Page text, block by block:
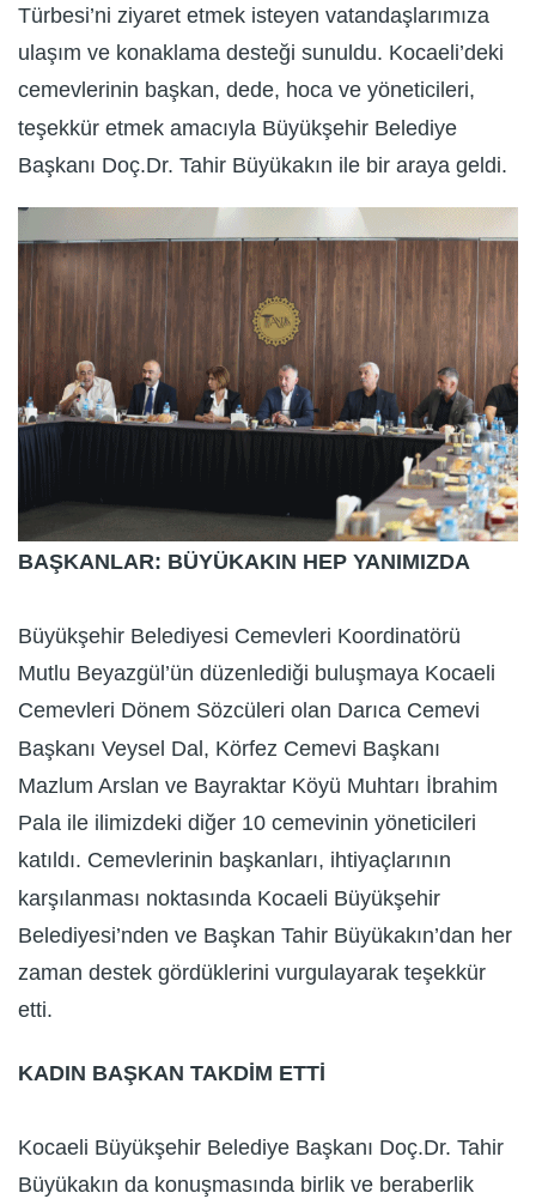
Türbesi’ni ziyaret etmek isteyen vatandaşlarımıza
ulaşım ve konaklama desteği sunuldu. Kocaeli’deki
cemevlerinin başkan, dede, hoca ve yöneticileri,
teşekkür etmek amacıyla Büyükşehir Belediye
Başkanı Doç.Dr. Tahir Büyükakın ile bir araya geldi.
BAŞKANLAR: BÜYÜKAKIN HEP YANIMIZDA
Büyükşehir Belediyesi Cemevleri Koordinatörü
Mutlu Beyazgül’ün düzenlediği buluşmaya Kocaeli
Cemevleri Dönem Sözcüleri olan Darıca Cemevi
Başkanı Veysel Dal, Körfez Cemevi Başkanı
Mazlum Arslan ve Bayraktar Köyü Muhtarı İbrahim
Pala ile ilimizdeki diğer 10 cemevinin yöneticileri
katıldı. Cemevlerinin başkanları, ihtiyaçlarının
karşılanması noktasında Kocaeli Büyükşehir
Belediyesi’nden ve Başkan Tahir Büyükakın’dan her
zaman destek gördüklerini vurgulayarak teşekkür
etti.
KADIN BAŞKAN TAKDİM ETTİ
Kocaeli Büyükşehir Belediye Başkanı Doç.Dr. Tahir
Büyükakın da konuşmasında birlik ve beraberlik